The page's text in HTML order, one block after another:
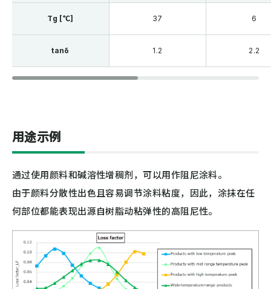
Tg [℃] 37 6
tanδ 1.2 2.2
用途示例
通过使用颜料和碱溶性增稠剂，可以用作阻尼涂料。
由于颜料分散性出色且容易调节涂料粘度，因此，涂抹在任
何部位都能表现出源自树脂动粘弹性的高阻尼性。